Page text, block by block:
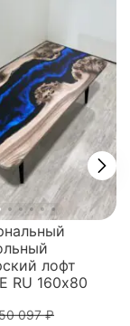
лофт
RU 160х80
097 ₽